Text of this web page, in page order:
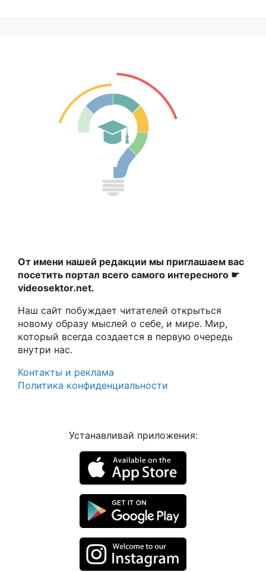
От имени нашей редакции мы приглашаем вас
посетить портал всего самого интересного ☛
videosektor.net.
Наш сайт побуждает читателей открыться
новому образу мыслей о себе, и мире. Мир,
который всегда создается в первую очередь
внутри нас.
Контакты и реклама
Политика конфиденциальности
Устанавливай приложения: